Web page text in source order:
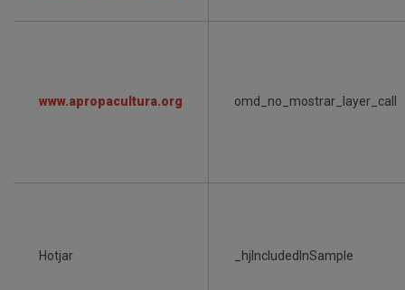
www.apropacultura.org omd_no_mostrar_layer_call
Hotjar _hjIncludedInSample